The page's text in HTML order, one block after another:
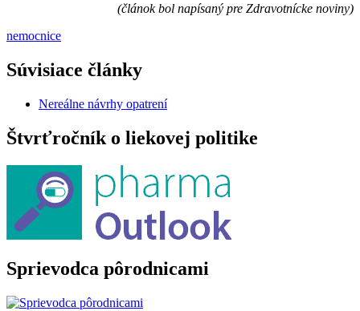
(článok bol napísaný pre Zdravotnícke noviny)
nemocnice
Súvisiace články
Nereálne návrhy opatrení
Štvrťročník o liekovej politike
Sprievodca pôrodnicami